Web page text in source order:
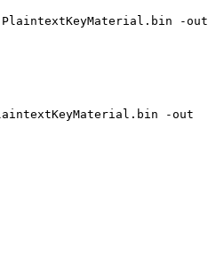
PlaintextKeyMaterial.bin -out
-out